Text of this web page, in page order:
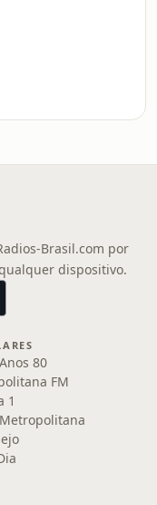
Brasil.com por
dispositivo.
80
FM
1